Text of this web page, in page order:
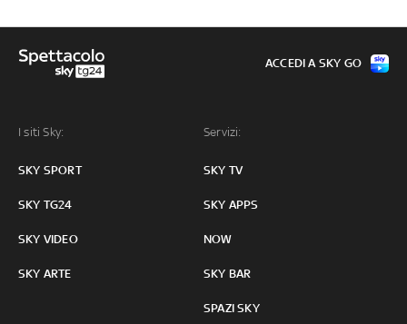
I siti Sky:
SKY SPORT
SKY TG24
SKY VIDEO
SKY ARTE
Servizi:
SKY TV
SKY APPS
NOW
SKY BAR
SPAZI SKY
ACCEDI A SKY GO